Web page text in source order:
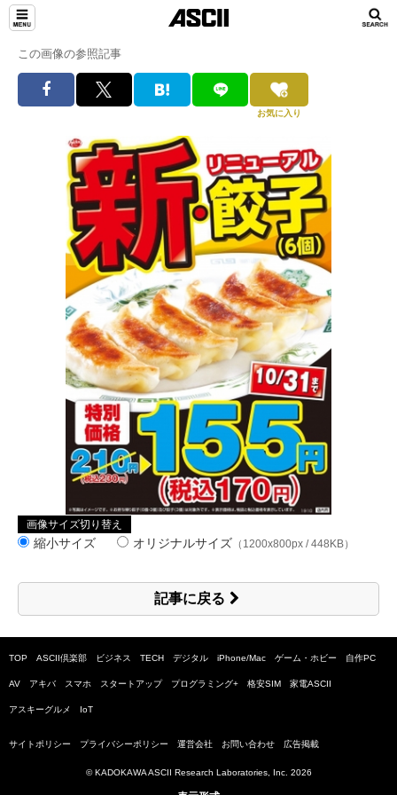
この画像の参照記事
お気に入り
画像サイズ切り替え
縮小サイズ オリジナルサイズ （1200x800px / 448KB）
記事に戻る
TOP ASCII倶楽部 ビジネス TECH デジタル iPhone/Mac ゲーム・ホビー 自作PC
AV アキバ スマホ スタートアップ プログラミング+ 格安SIM 家電ASCII
アスキーグルメ IoT
サイトポリシー プライバシーポリシー 運営会社 お問い合わせ 広告掲載
© KADOKAWA ASCII Research Laboratories, Inc. 2026